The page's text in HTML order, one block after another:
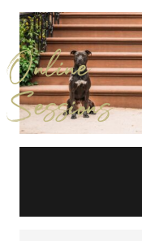
Online
Sessions